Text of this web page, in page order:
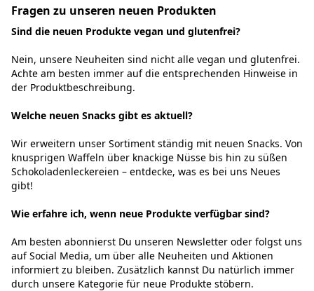
Fragen zu unseren neuen Produkten
Sind die neuen Produkte vegan und glutenfrei?
Nein, unsere Neuheiten sind nicht alle vegan und glutenfrei.
Achte am besten immer auf die entsprechenden Hinweise in
der Produktbeschreibung.
Welche neuen Snacks gibt es aktuell?
Wir erweitern unser Sortiment ständig mit neuen Snacks. Von
knusprigen Waffeln über knackige Nüsse bis hin zu süßen
Schokoladenleckereien – entdecke, was es bei uns Neues
gibt!
Wie erfahre ich, wenn neue Produkte verfügbar sind?
Am besten abonnierst Du unseren Newsletter oder folgst uns
auf Social Media, um über alle Neuheiten und Aktionen
informiert zu bleiben. Zusätzlich kannst Du natürlich immer
durch unsere Kategorie für neue Produkte stöbern.